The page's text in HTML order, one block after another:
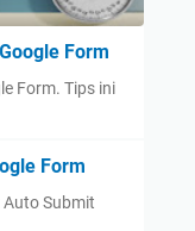
Form
Form. Tips ini
Form
Submit